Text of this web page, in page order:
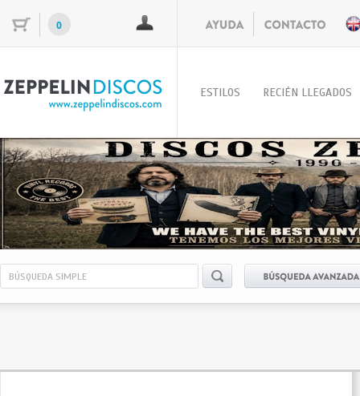
0
ESTILOS RECIÉN LLEGADOS